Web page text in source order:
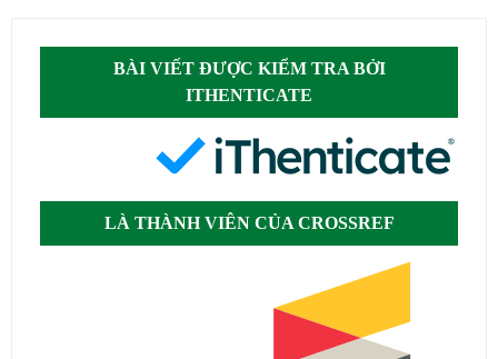
BÀI VIẾT ĐƯỢC KIỂM TRA BỞI
ITHENTICATE
LÀ THÀNH VIÊN CỦA CROSSREF